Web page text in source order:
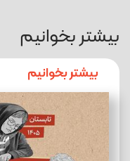
بیشتر بخوانیم
بیشتر بخوانیم